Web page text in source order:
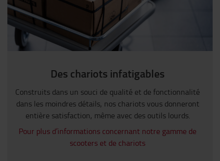
Des chariots infatigables
Construits dans un souci de qualité et de fonctionnalité
dans les moindres détails, nos chariots vous donneront
entière satisfaction, même avec des outils lourds.
Pour plus d’informations concernant notre gamme de
scooters et de chariots